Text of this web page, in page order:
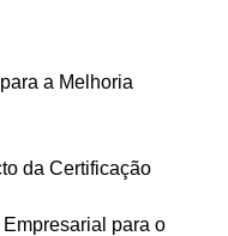
a Melhoria
da Certificação
para o